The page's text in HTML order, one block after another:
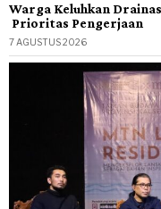
Warga Keluhkan
Prioritas Pengerjaan
7 AGUSTUS 2026